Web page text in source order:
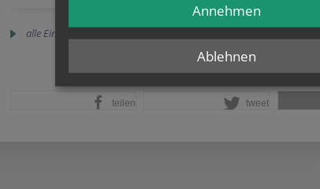
alle Einträge anzeigen
teilen tweet
Ablehnen
Annehmen